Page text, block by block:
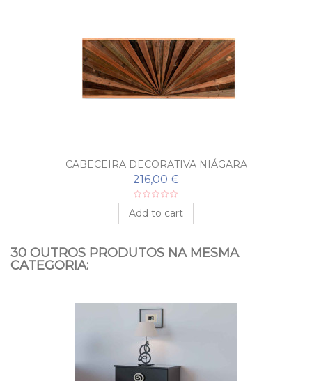
CABECEIRA DECORATIVA NIÁGARA
216,00 €
Add to cart
30 OUTROS PRODUTOS NA MESMA
CATEGORIA: